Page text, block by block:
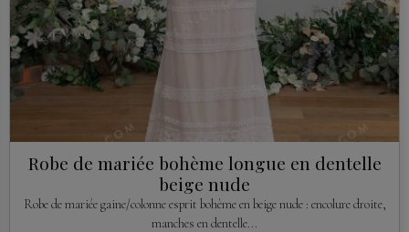
Robe de mariée bohème longue en dentelle
beige nude
Robe de mariée gaine/colonne esprit bohème en beige nude : encolure droite,
manches en dentelle...